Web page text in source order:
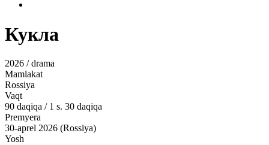
Кукла
2026 / drama
Mamlakat
Rossiya
Vaqt
90 daqiqa / 1 s. 30 daqiqa
Premyera
30-aprel 2026 (Rossiya)
Yosh